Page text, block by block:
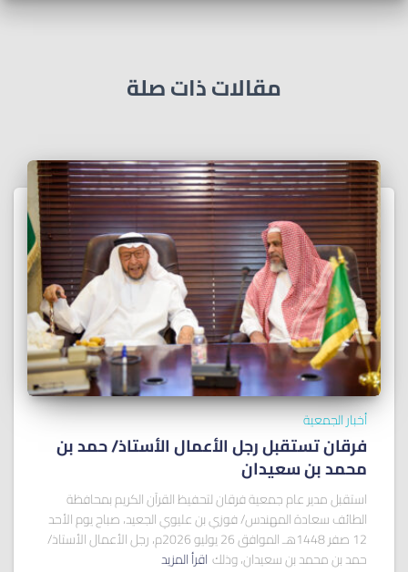
مقالات ذات صلة
أخبار الجمعية
فرقان تستقبل رجل الأعمال الأستاذ/ ﺣﻤﺪ ﺑﻦ
ﻣﺤﻤﺪ ﺑﻦ ﺳﻌﻴﺪان
استقبل مدير عام جمعية فرقان لتحفيظ القرآن الكريم بمحافظة
الطائف سعادة المهندس/ فوزي بن عليوي الجعيد، صباح يوم الأحد
12 صفر 1448هـ الموافق 26 يوليو 2026م، رجل الأعمال الأستاذ/
حمد بن محمد بن سعيدان، وذلك اقرأ المزيد